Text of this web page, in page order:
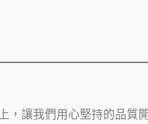
，讓我們用心堅持的品質